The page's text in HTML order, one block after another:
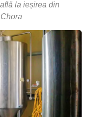
la ieșirea din